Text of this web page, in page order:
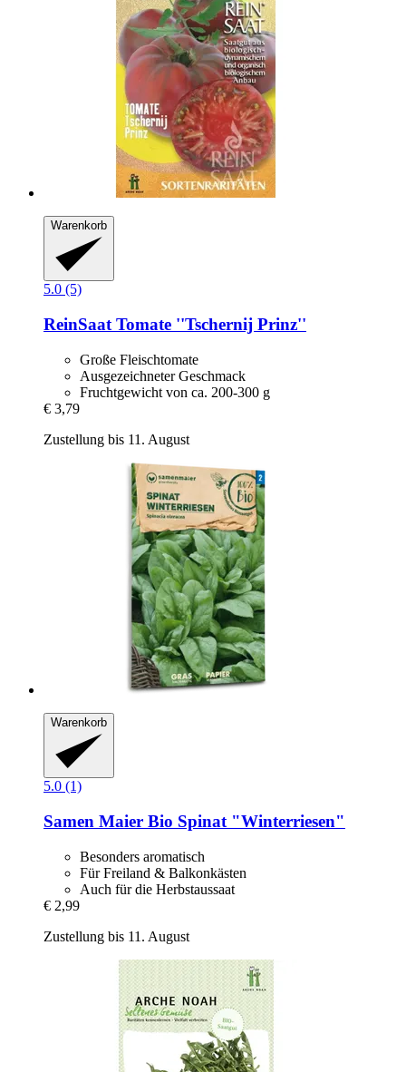
Warenkorb
5.0 (5)
ReinSaat Tomate ''Tschernij Prinz''
Große Fleischtomate
Ausgezeichneter Geschmack
Fruchtgewicht von ca. 200-300 g
€ 3,79
Zustellung bis 11. August
Warenkorb
5.0 (1)
Samen Maier Bio Spinat "Winterriesen"
Besonders aromatisch
Für Freiland & Balkonkästen
Auch für die Herbstaussaat
€ 2,99
Zustellung bis 11. August